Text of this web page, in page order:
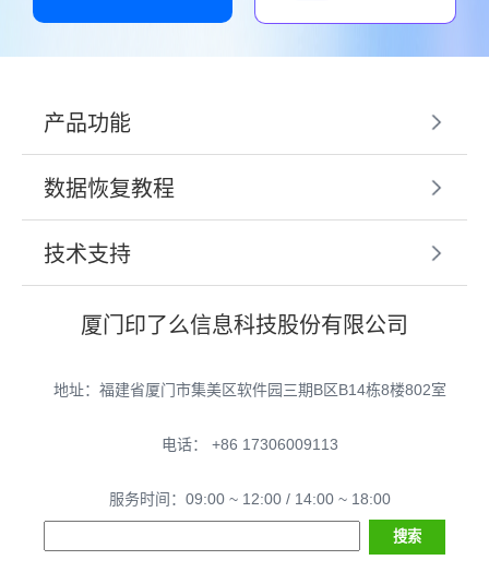
产品功能
数据恢复教程
技术支持
厦门印了么信息科技股份有限公司
地址：福建省厦门市集美区软件园三期B区B14栋8楼802室
电话： +86 17306009113
服务时间：09:00 ~ 12:00 / 14:00 ~ 18:00